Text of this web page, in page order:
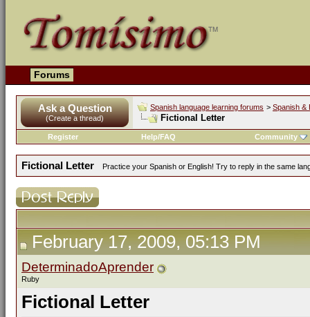
Forums
Ask a Question
(Create a thread)
Spanish language learning forums > Spanish &
Fictional Letter
Register Help/FAQ Community
Fictional Letter Practice your Spanish or English! Try to reply in the same
February 17, 2009, 05:13 PM
DeterminadoAprender
Ruby
Fictional Letter